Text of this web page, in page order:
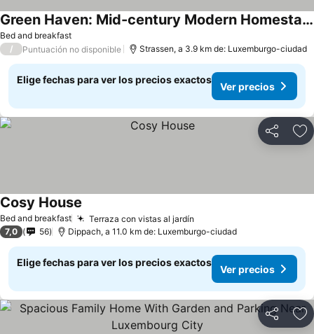
Bed and breakfast
Green Haven: Mid-century Modern Homestay In Luxembourg
/ Puntuación no disponible Strassen, a 3.9 km de: Luxemburgo-ciudad
Elige fechas para ver los precios exactos
Ver precios
Compartir
Bed and breakfast Terraza con vistas al jardín
Cosy House
7,0 56 Dippach, a 11.0 km de: Luxemburgo-ciudad
Elige fechas para ver los precios exactos
Ver precios
Compartir